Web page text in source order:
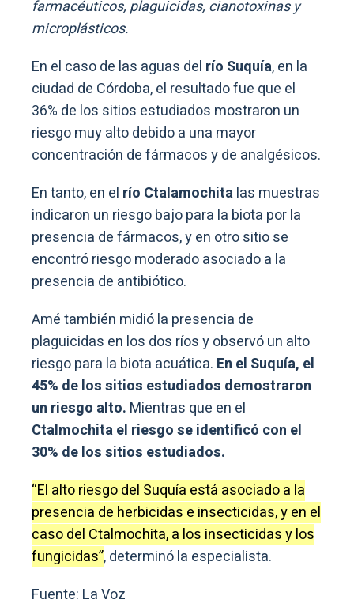
farmacéuticos, plaguicidas, cianotoxinas y
microplásticos.
En el caso de las aguas del río Suquía, en la
ciudad de Córdoba, el resultado fue que el
36% de los sitios estudiados mostraron un
riesgo muy alto debido a una mayor
concentración de fármacos y de analgésicos.
En tanto, en el río Ctalamochitalas muestras
indicaron un riesgo bajo para la biota por la
presencia de fármacos, y en otro sitio se
encontró riesgo moderado asociado a la
presencia de antibiótico.
Amé también midió la presencia de
plaguicidas en los dos ríos y observó un alto
riesgo para la biota acuática. En el Suquía, el
45% de los sitios estudiados demostraron
un riesgo alto. Mientras que en el
Ctalmochita el riesgo se identificó con el
30% de los sitios estudiados.
“El alto riesgo del Suquía está asociado a la
presencia de herbicidas e insecticidas, y en el
caso del Ctalmochita, a los insecticidas y los
fungicidas”, determinó la especialista.
Fuente: La Voz